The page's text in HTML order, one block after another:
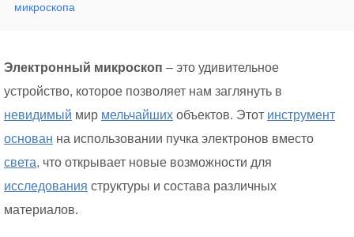
микроскопа
Электронный микроскоп – это удивительное
устройство, которое позволяет нам заглянуть в
невидимый мир мельчайших объектов. Этот инструмент
основан на использовании пучка электронов вместо
света, что открывает новые возможности для
исследования структуры и состава различных
материалов.